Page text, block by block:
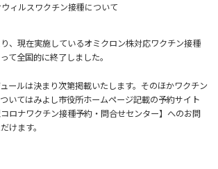
ィルスワクチン接種について
、現在実施しているオミクロン株対応ワクチン接種
て全国的に終了しました。
ールは決まり次第掲載いたします。そのほかワクチン
いてはみよし市役所ホームページ記載の予約サイト
ロナワクチン接種予約・問合せセンター】へのお問
けます。